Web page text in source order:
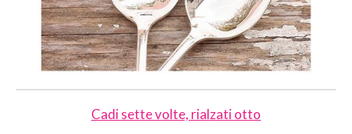
Cadi sette volte, rialzati otto